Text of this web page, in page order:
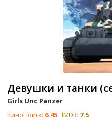
Девушки и танки
Girls Und Panzer
КиноПоиск: 6.45 IMDB: 7.5